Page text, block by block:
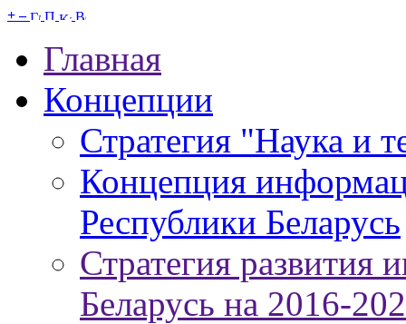
+ –
Главная
Концепции
Стратегия "Наука и
Концепция
Республики Беларусь
Стратегия развития
Беларусь на 2016-